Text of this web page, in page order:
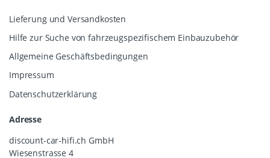
Lieferung und Versandkosten
Hilfe zur Suche von fahrzeugspezifischem Einbauzubehör
Allgemeine Geschäftsbedingungen
Impressum
Datenschutzerklärung
Adresse
discount-car-hifi.ch GmbH
Wiesenstrasse 4